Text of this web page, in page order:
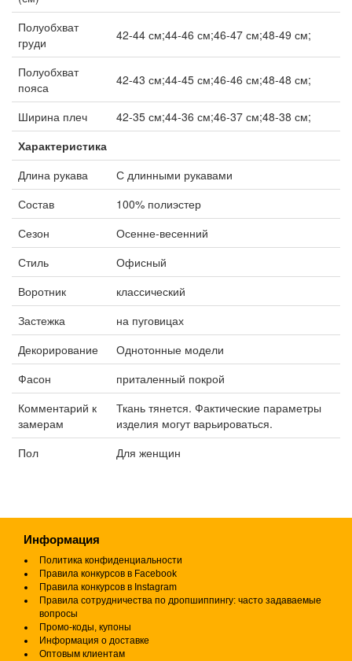
Полуобхват
груди
42-44 см;44-46 см;46-47 см;48-49 см;
Полуобхват
пояса
42-43 см;44-45 см;46-46 см;48-48 см;
Ширина плеч
42-35 см;44-36 см;46-37 см;48-38 см;
Характеристика
Длина рукава
С длинными рукавами
Состав
100% полиэстер
Сезон
Осенне-весенний
Стиль
Офисный
Воротник
классический
Застежка
на пуговицах
Декорирование
Однотонные модели
Фасон
приталенный покрой
Комментарий к
замерам
Ткань тянется. Фактические параметры
изделия могут варьироваться.
Пол
Для женщин
Информация
Политика конфиденциальности
Правила конкурсов в Facebook
Правила конкурсов в Instagram
Правила сотрудничества по дропшиппингу: часто задаваемые
вопросы
Промо-коды, купоны
Информация о доставке
Оптовым клиентам